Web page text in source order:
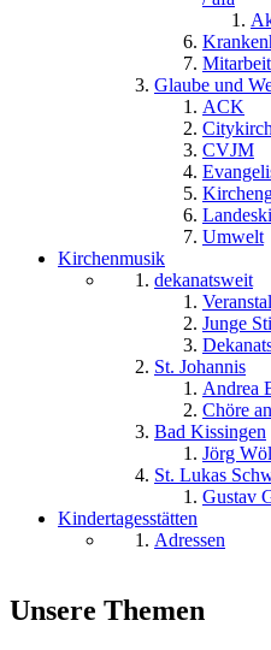
Glaube und
ACK
CVJM
Umwelt
Kirchenmusik
dekanatsweit
Junge
St. Johannis
Andrea
Chöre
Bad Kissingen
Jörg
St. Lukas
Gustav
Kindertagesstätten
Adressen
Unsere Themen